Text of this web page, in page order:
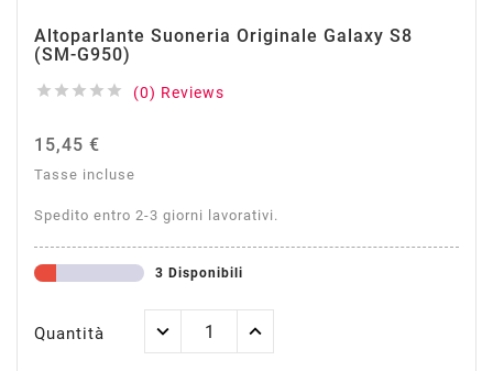
Altoparlante Suoneria Originale Galaxy S8
(SM-G950)
     (0) Reviews
15,45 €
Tasse incluse
Spedito entro 2-3 giorni lavorativi.
3 Disponibili
Quantità